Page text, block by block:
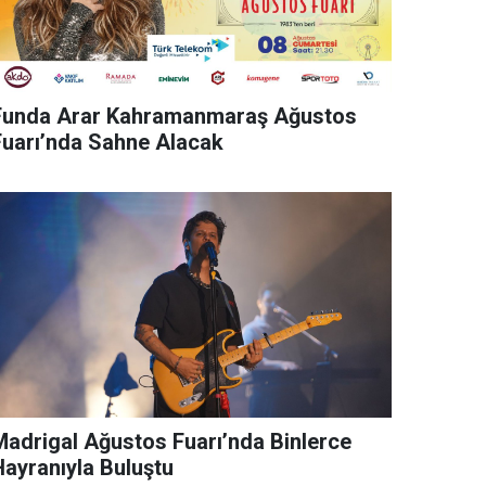
Arar Kahramanmaraş Ağustos
Sahne Alacak
Ağustos Fuarı’nda Binlerce
Buluştu